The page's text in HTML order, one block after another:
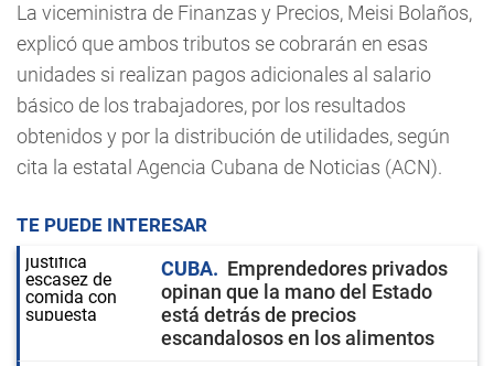
La viceministra de Finanzas y Precios, Meisi Bolaños,
explicó que ambos tributos se cobrarán en esas
unidades si realizan pagos adicionales al salario
básico de los trabajadores, por los resultados
obtenidos y por la distribución de utilidades, según
cita la estatal Agencia Cubana de Noticias (ACN).
TE PUEDE INTERESAR
CUBA
Emprendedores privados
opinan que la mano del Estado
está detrás de precios
escandalosos en los alimentos